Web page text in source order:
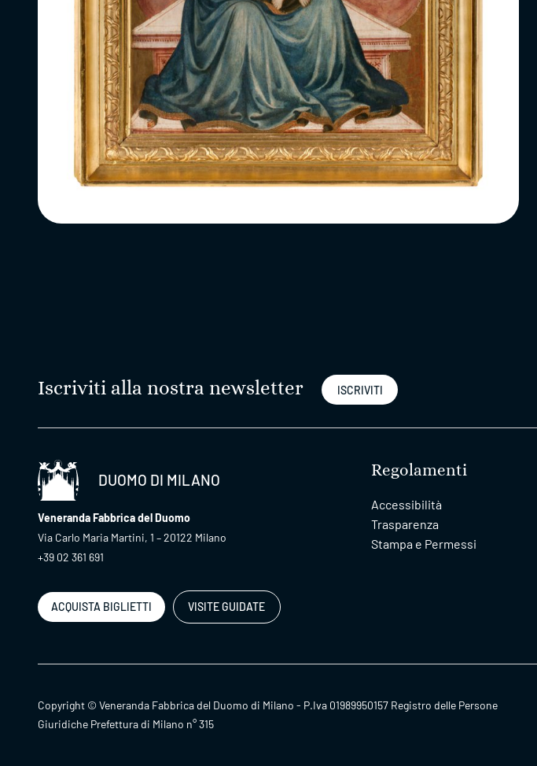
Iscriviti alla nostra newsletter ISCRIVITI
DUOMO DI MILANO
Veneranda Fabbrica del Duomo
Via Carlo Maria Martini, 1 – 20122 Milano
+39 02 361 691
ACQUISTA BIGLIETTI VISITE GUIDATE
Regolamenti
Accessibilità
Trasparenza
Stampa e Permessi
Copyright © Veneranda Fabbrica del Duomo di Milano - P.Iva 01989950157 Registro delle Persone
Giuridiche Prefettura di Milano n° 315